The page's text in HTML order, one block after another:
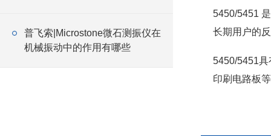
普飞索|Microstone微石测振仪在
机械振动中的作用有哪些
5450/5451
长期用户的
5450/5451
印刷电路板